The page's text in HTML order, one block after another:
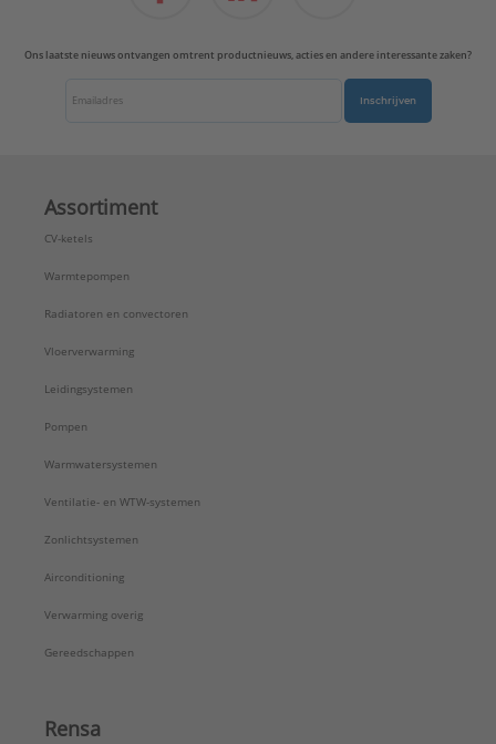
Type:
A569-2NLEX
Serie:
AS range
Ons laatste nieuws ontvangen omtrent productnieuws, acties en andere interessante zaken?
Inschrijven
Assortiment
CV-ketels
Warmtepompen
Radiatoren en convectoren
Vloerverwarming
Leidingsystemen
Pompen
Warmwatersystemen
Ventilatie- en WTW-systemen
Zonlichtsystemen
Airconditioning
Verwarming overig
Gereedschappen
Rensa